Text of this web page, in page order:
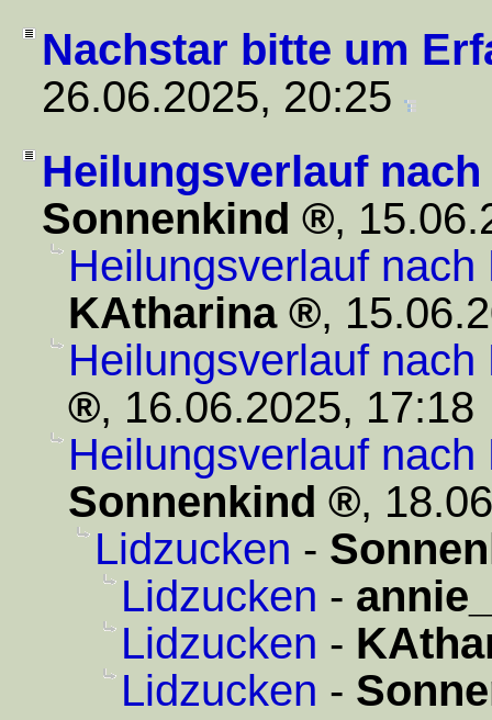
Nachstar bitte um
26.06.2025, 20:25
Heilungsverlauf
Sonnenkind
,
Heilungsverlauf
KAtharina
,
Heilungsverlauf
, 16.06.2025, 17:18
Heilungsverlauf
Sonnenkind
,
Lidzucken -
Lidzucken -
Lidzucken -
Lidzucken -